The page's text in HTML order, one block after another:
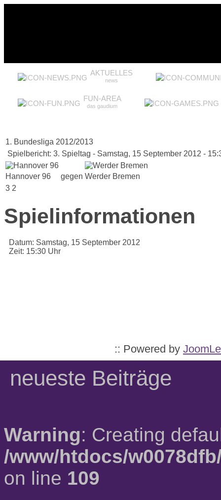
AKTUELLES
news
FUN-AREA
das gaudium
1. Bundesliga 2012/2013
Spielbericht: 3. Spieltag - Samstag, 15 September 2012 -
Hannover 96 gegen Werder Bremen
3 2
Spielinformationen
Datum: Samstag, 15 September 2012
Zeit: 15:30 Uhr
:: Powered by
neueste Beiträge
Warning: Creating
/www/htdocs/
on line 109